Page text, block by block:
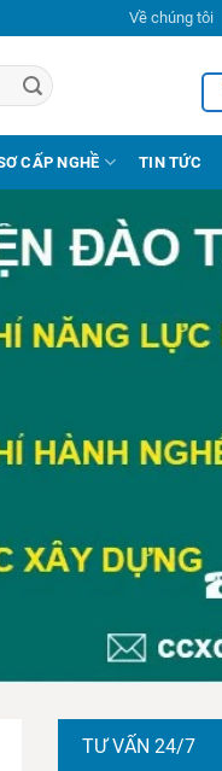
Về chúng tôi
CẤP NGHỀ TIN TỨC
TƯ VẤN 24/7